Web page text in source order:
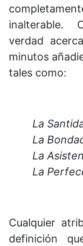
inalterable.
verdad
minutos
tales como:
La
La
La
La
Cualquier
definición